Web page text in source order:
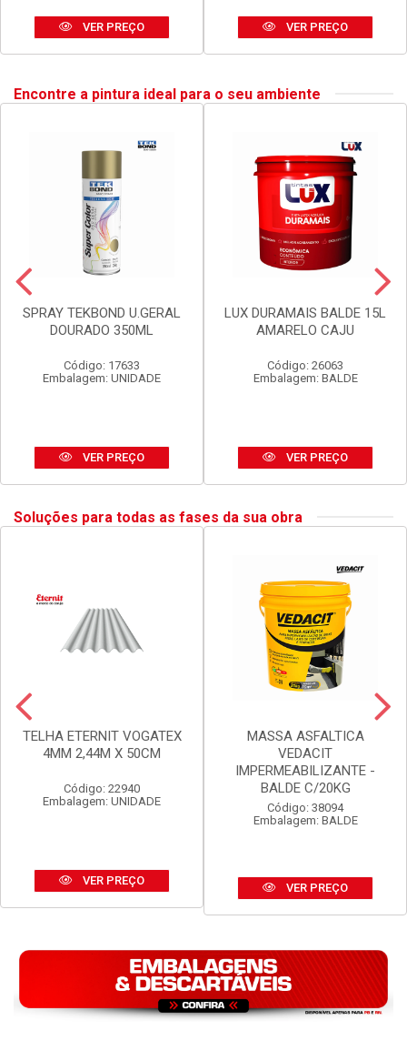
VER PREÇO VER PREÇO
Encontre a pintura ideal para o seu ambiente
SPRAY TEKBOND U.GERAL
DOURADO 350ML
Código: 17633
Embalagem: UNIDADE
VER PREÇO
LUX DURAMAIS BALDE 15L
AMARELO CAJU
Código: 26063
Embalagem: BALDE
VER PREÇO
Soluções para todas as fases da sua obra
TELHA ETERNIT VOGATEX
4MM 2,44M X 50CM
Código: 22940
Embalagem: UNIDADE
VER PREÇO
MASSA ASFALTICA
VEDACIT
IMPERMEABILIZANTE -
BALDE C/20KG
Código: 38094
Embalagem: BALDE
VER PREÇO